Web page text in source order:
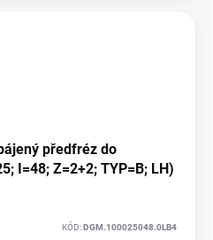
předfréz do
I=48; Z=2+2; TYP=B; LH)
KÓD:DGM.100025048.0LB4